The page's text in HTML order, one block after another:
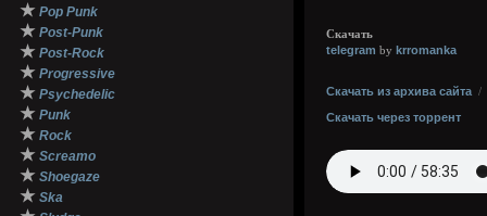
★ Pop Punk
★ Post-Punk
★ Post-Rock
★ Progressive
★ Psychedelic
★ Punk
★ Rock
★ Screamo
★ Shoegaze
★ Ska
Скачать
telegram by krromanka
Скачать из архива сайта /
Скачать через торрент